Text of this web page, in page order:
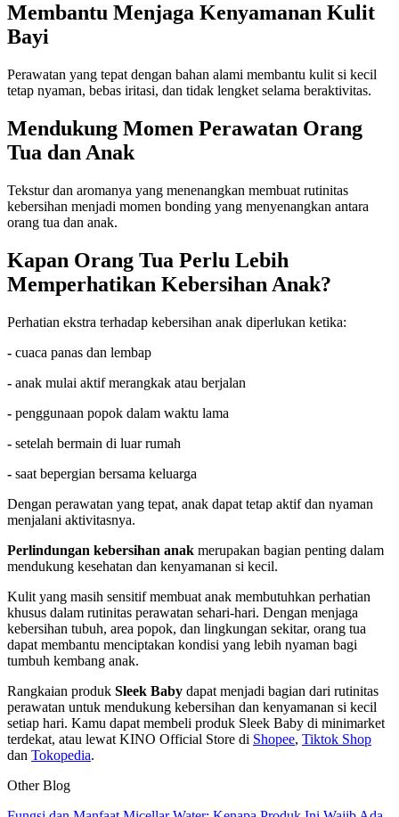
Membantu Menjaga Kenyamanan Kulit
Bayi
Perawatan yang tepat dengan bahan alami membantu kulit si kecil
tetap nyaman, bebas iritasi, dan tidak lengket selama beraktivitas.
Mendukung Momen Perawatan Orang
Tua dan Anak
Tekstur dan aromanya yang menenangkan membuat rutinitas
kebersihan menjadi momen bonding yang menyenangkan antara
orang tua dan anak.
Kapan Orang Tua Perlu Lebih
Memperhatikan Kebersihan Anak?
Perhatian ekstra terhadap kebersihan anak diperlukan ketika:
- cuaca panas dan lembap
- anak mulai aktif merangkak atau berjalan
- penggunaan popok dalam waktu lama
- setelah bermain di luar rumah
- saat bepergian bersama keluarga
Dengan perawatan yang tepat, anak dapat tetap aktif dan nyaman
menjalani aktivitasnya.
Perlindungan kebersihan anak merupakan bagian penting dalam
mendukung kesehatan dan kenyamanan si kecil.
Kulit yang masih sensitif membuat anak membutuhkan perhatian
khusus dalam rutinitas perawatan sehari-hari. Dengan menjaga
kebersihan tubuh, area popok, dan lingkungan sekitar, orang tua
dapat membantu menciptakan kondisi yang lebih nyaman bagi
tumbuh kembang anak.
Rangkaian produk Sleek Baby dapat menjadi bagian dari rutinitas
perawatan untuk mendukung kebersihan dan kenyamanan si kecil
setiap hari. Kamu dapat membeli produk Sleek Baby di minimarket
terdekat, atau lewat KINO Official Store di Shopee, Tiktok Shop
dan Tokopedia.
Other Blog